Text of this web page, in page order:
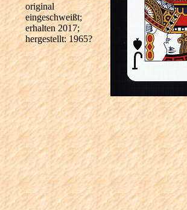
original
eingeschweißt;
erhalten 2017;
hergestellt: 1965?